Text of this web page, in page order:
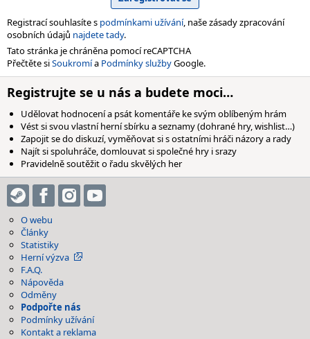
Registrací souhlasíte s podmínkami užívání, naše zásady zpracování
osobních údajů najdete tady.
Tato stránka je chráněna pomocí reCAPTCHA
Přečtěte siSoukromía Podmínky službyGoogle.
Registrujte se u nás a budete moci…
Udělovat hodnocení a psát komentáře ke svým oblíbeným hrám
Vést si svou vlastní herní sbírku a seznamy (dohrané hry, wishlist…)
Zapojit se do diskuzí, vyměňovat si s ostatními hráči názory a rady
Najít si spoluhráče, domlouvat si společné hry i srazy
Pravidelně soutěžit o řadu skvělých her
O webu
Články
Statistiky
Herní výzva
F.A.Q.
Nápověda
Odměny
Podpořte nás
Podmínky užívání
Kontakt a reklama